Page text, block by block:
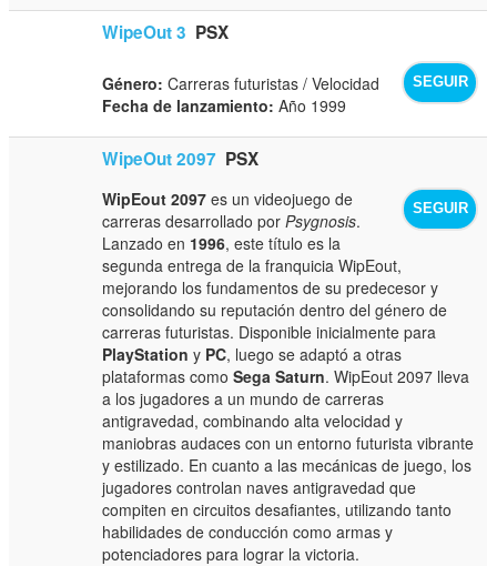
WipeOut 3 PSX
SEGUIR
Género: Carreras futuristas / Velocidad
Fecha de lanzamiento: Año 1999
WipeOut 2097 PSX
SEGUIR
WipEout 2097 es un videojuego de
carreras desarrollado porPsygnosis.
Lanzado en 1996, este título es la
segunda entrega de la franquicia WipEout,
mejorando los fundamentos de su predecesor y
consolidando su reputación dentro del género de
carreras futuristas. Disponible inicialmente para
PlayStation y PC, luego se adaptó a otras
plataformas comoSega Saturn. WipEout 2097 lleva
a los jugadores a un mundo de carreras
antigravedad, combinando alta velocidad y
maniobras audaces con un entorno futurista vibrante
y estilizado. En cuanto a las mecánicas de juego, los
jugadores controlan naves antigravedad que
compiten en circuitos desafiantes, utilizando tanto
habilidades de conducción como armas y
potenciadores para lograr la victoria.